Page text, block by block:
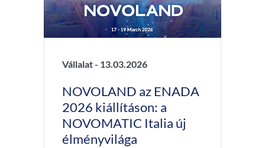
Vállalat - 13.03.2026
NOVOLAND az ENADA
2026 kiállításon: a
NOVOMATIC Italia új
élményvilága